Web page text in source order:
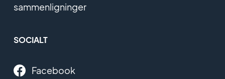
sammenligninger
SOCIALT
Facebook